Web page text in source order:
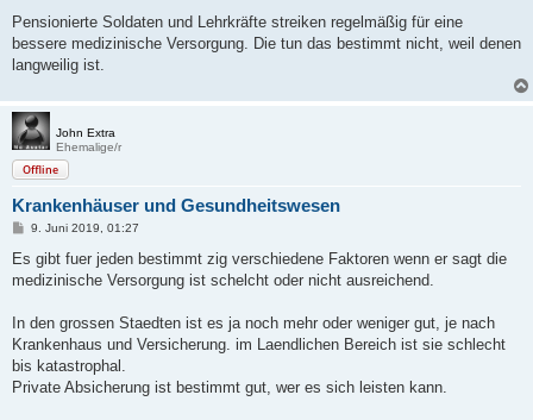
i
r
a
Pensionierte Soldaten und Lehrkräfte streiken regelmäßig für eine
bessere medizinische Versorgung. Die tun das bestimmt nicht, weil denen
langweilig ist.
John Extra
Ehemalige/r
Offline
Krankenhäuser und Gesundheitswesen
B
i
r
9. Juni 2019, 01:27
Es gibt fuer jeden bestimmt zig verschiedene Faktoren wenn er sagt die
medizinische Versorgung ist schelcht oder nicht ausreichend.
In den grossen Staedten ist es ja noch mehr oder weniger gut, je nach
Krankenhaus und Versicherung. im Laendlichen Bereich ist sie schlecht
bis katastrophal.
Private Absicherung ist bestimmt gut, wer es sich leisten kann.